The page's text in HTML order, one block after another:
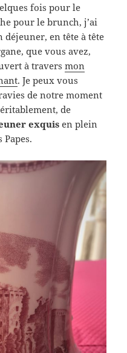
fois pour le
pour le brunch, j’ai
en tête à tête
que vous avez,
à traversmon
. Je peux vous
de notre moment
de
exquis en plein